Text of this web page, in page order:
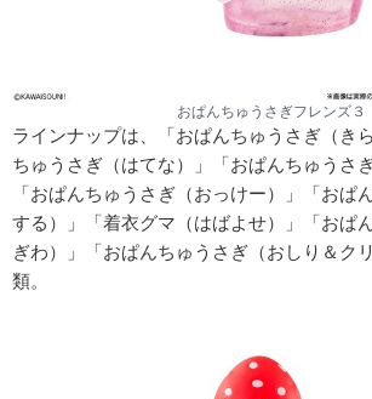
おぱんちゅうさぎフレンズ３
ラインナップは、「おぱんちゅうさぎ（き
ちゅうさぎ（はてな）」「おぱんちゅうさ
「おぱんちゅうさぎ（おっけー）」「おぱ
する）」「着衣グマ（はばよせ）」「おぱ
ぎわ）」「おぱんちゅうさぎ（おしり＆ク
類。